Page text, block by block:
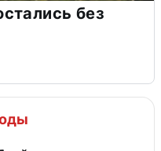
без